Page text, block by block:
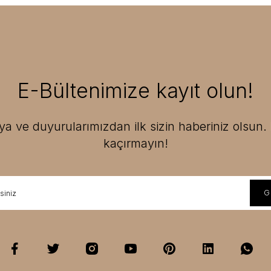
E-Bültenimize kayıt olun!
ve duyurularımızdan ilk sizin haberiniz olsun.
kaçırmayın!